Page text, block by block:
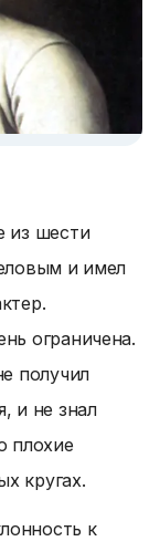
из шести
и имел
ограничена.
получил
и не знал
плохие
кругах.
к